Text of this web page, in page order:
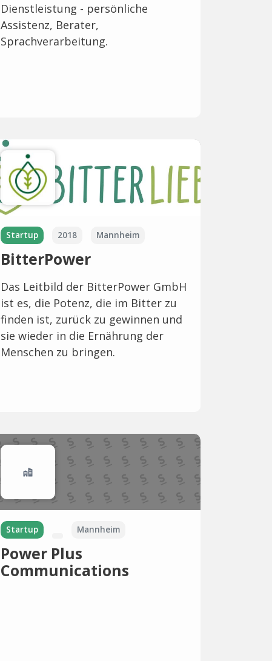
Dienstleistung - persönliche
Assistenz, Berater,
Sprachverarbeitung.
Startup 2018 Mannheim
BitterPower
Das Leitbild der BitterPower GmbH
ist es, die Potenz, die im Bitter zu
finden ist, zurück zu gewinnen und
sie wieder in die Ernährung der
Menschen zu bringen.
Startup Mannheim
Power Plus
Communications